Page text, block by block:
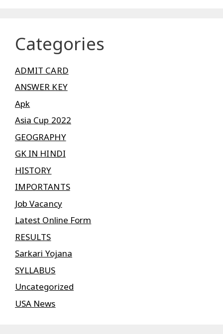
Categories
ADMIT CARD
ANSWER KEY
Apk
Asia Cup 2022
GEOGRAPHY
GK IN HINDI
HISTORY
IMPORTANTS
Job Vacancy
Latest Online Form
RESULTS
Sarkari Yojana
SYLLABUS
Uncategorized
USA News